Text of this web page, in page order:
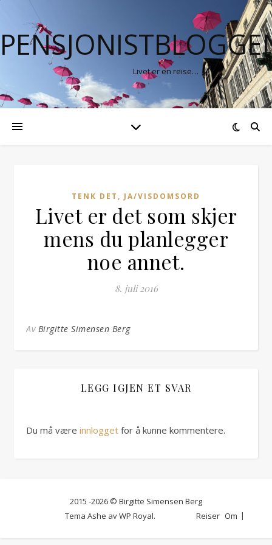
Livet er en reise…
TENK DET, JA/VISDOMSORD
Livet er det som skjer
mens du planlegger
noe annet.
8. juli 2016
Av Birgitte Simensen Berg
LEGG IGJEN ET SVAR
Du må være innlogget for å kunne kommentere.
2015 -2026 © Birgitte Simensen Berg
Reiser Om
Tema Ashe avWP Royal.